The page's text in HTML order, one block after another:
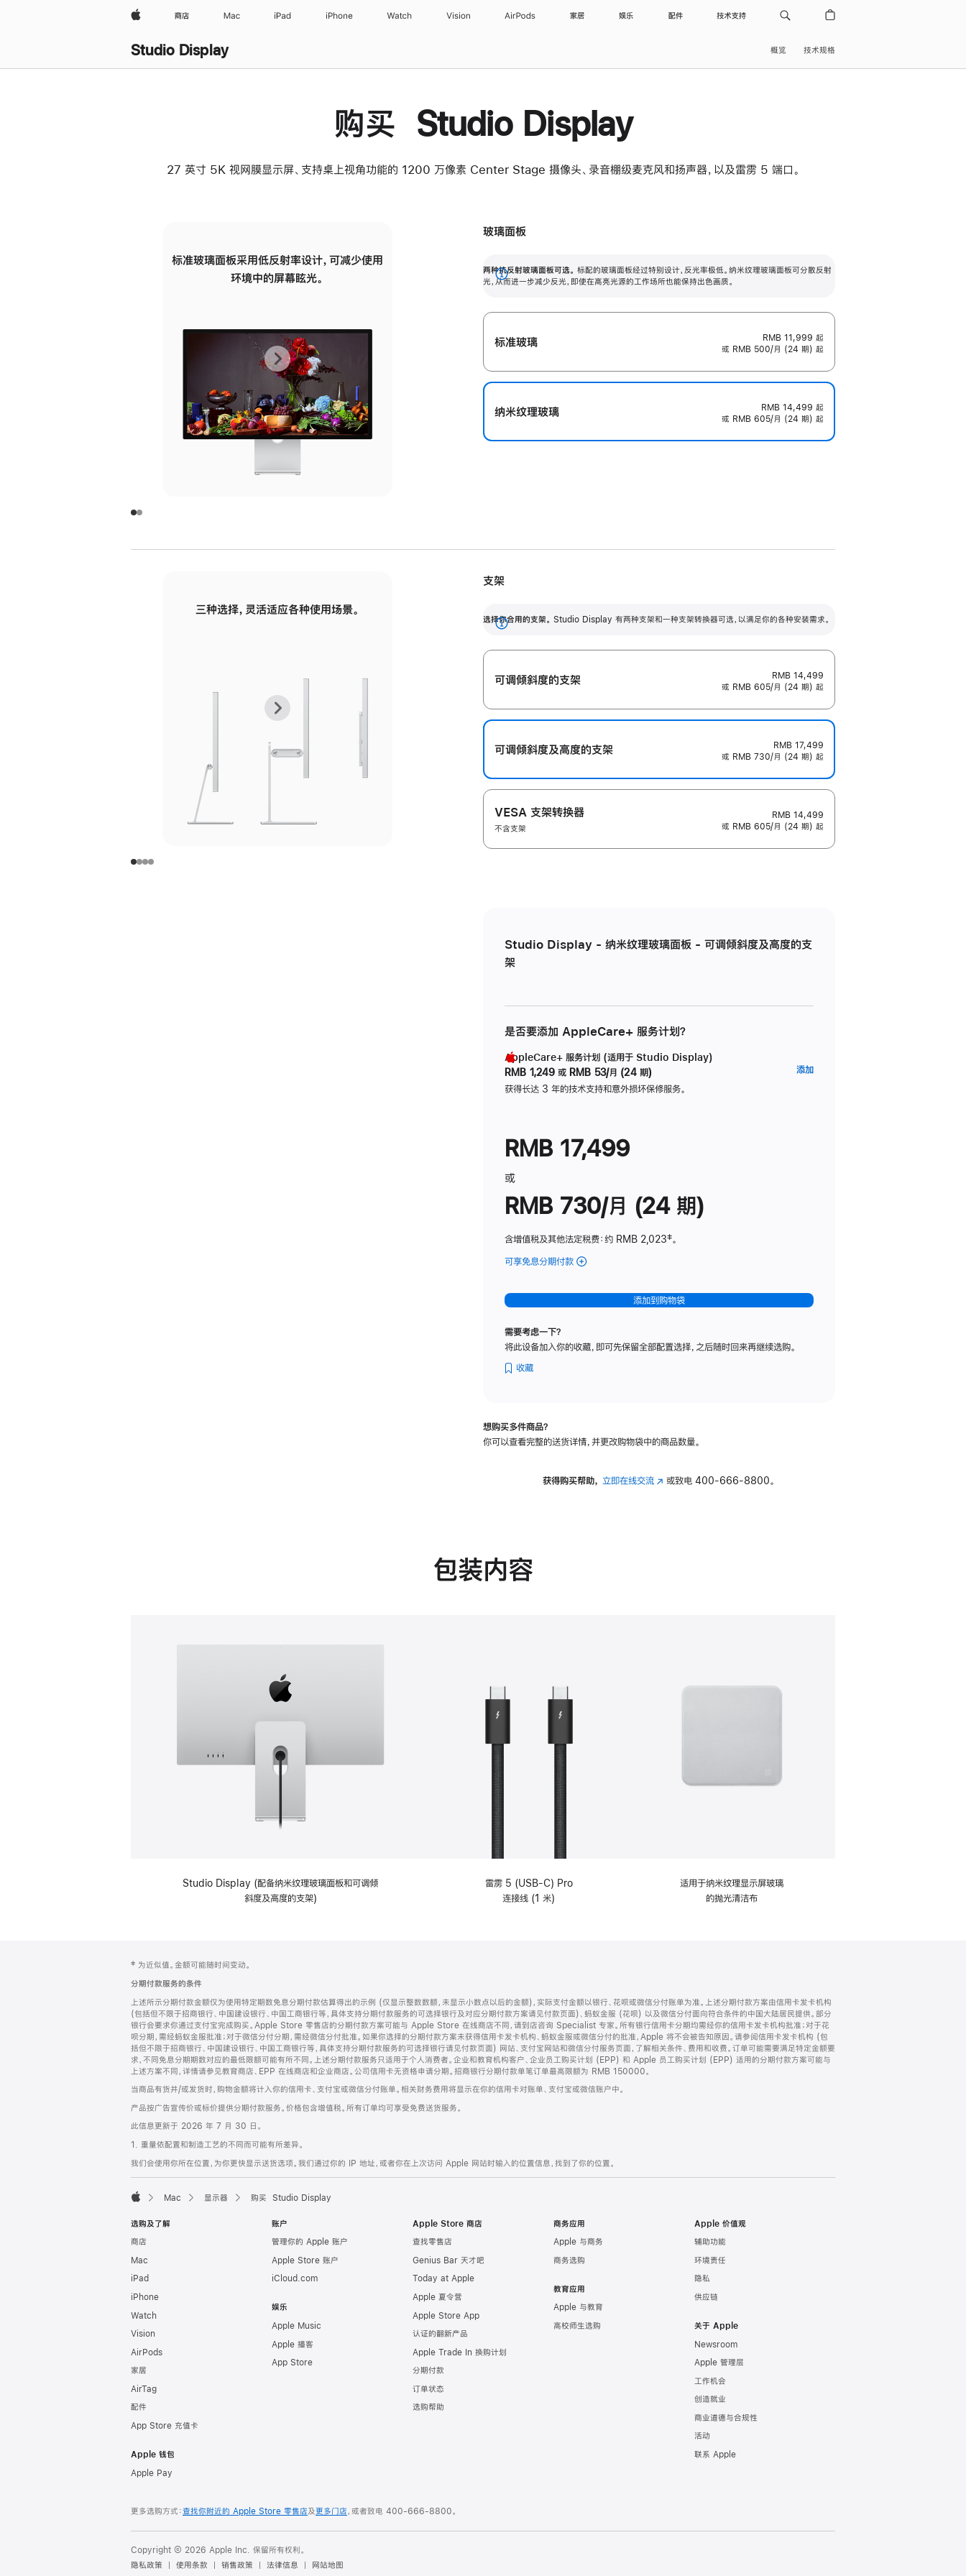
Apple 商店 Mac iPad iPhone Watch Vision AirPods 家居 娱乐 配件 技术支持
Studio Display 概览 技术规格
购买 Studio Display
27 英寸 5K 视网膜显示屏、支持桌上视角功能的 1200 万像素 Center Stage 摄像头、录音棚级麦克风和扬声器，以及雷雳 5 端口。
标准玻璃面板采用低反射率设计，可减少使用
环境中的屏幕眩光。
有高亮光源的场所使用，也能保持出色画质。
上
一
张
图
面
下
一
张
图
面
玻璃面板
两种抗反射玻璃面板可选。 标配的玻璃面板经过特别设计，反光率极低。纳米纹理玻璃面板可分散反射
光，从而进一步减少反光，即使在高亮光源的工作场所也能保持出色画质。
展
标准玻璃 RMB 11,999 起
或 RMB 500/月 (24 期) 起
纳米纹理玻璃 RMB 14,499 起
或 RMB 605/月 (24 期) 起
三种选择，灵活适应各种使用场景。
调节范围。
毫米的高度调节范围。
上
张
下
张
支架
选择你合用的支架。 Studio Display 有两种支架和一种支架转换器可选，以满足你的各种安装需求。
展
开
可调倾斜度的支架
RMB 14,499
或 RMB 605/月 (24 期) 起
可调倾斜度及高‍度的支‍架
RMB 17,499
或 RMB 730/月 (24 期) 起
VESA 支架转换器
不含支架
RMB 14,499
或 RMB 605/月 (24 期) 起
Studio Display - 纳米纹理玻璃面板 - 可调倾斜度及高度的支
架
是否要添加 AppleCare+ 服务计划？
AppleCare+ 服务计划 (适用于 Studio Display)
RMB 1,249 或 RMB 53/月 (24 期)
获得长达 3 年的技术支持和意外损坏保修服务。
添加
RMB 17,499
或
RMB 730/月 (24 期)
含增值税及其他法定税费：约 RMB 2,023脚
‡。
可享免息分期付款 (Studio
-
纳
理
可
斜
添加到购物袋
需要考虑一下？
将此设备加入你的收藏，即可先保留全部配置选择，之后随时回来再继续选购。
收藏
想购买多件商品？
你可以查看完整的送货详情，并更改购物袋中的商品数量。
获得购买帮助， 立即在线交流(在 或致电400-666-8800。
包装内容
Studio Display (配备纳米纹理玻璃面板和可调倾
斜度及高度的支架)
雷雳 5 (USB-C) Pro
连接线 (1 米)
适用于纳米纹理显示屏玻璃
的抛光清洁布
页
脚
注
‡ 为近似值。金额可能随时间变动。
分期付款服务的条件
上述所示分期付款金额仅为使用特定期数免息分期付款估算得出的示例 (仅显示整数数额，未显示小数点以后的金额)，实际支付金额以银行、花呗或微信分付账单为准。上述分期付款方案由信用卡发卡机构
(包括但不限于招商银行、中国建设银行、中国工商银行等，具体支持分期付款服务的可选择银行及对应分期付款方案请见付款页面)、蚂蚁金服 (花呗) 以及微信分付面向符合条件的中国大陆居民提供。部分
银行会要求你通过支付宝完成购买。Apple Store 零售店的分期付款方案可能与 Apple Store 在线商店不同，请到店咨询 Specialist 专家。所有银行信用卡分期均需经你的信用卡发卡机构批准；对于花
呗分期，需经蚂蚁金服批准；对于微信分付分期，需经微信分付批准。如果你选择的分期付款方案未获得信用卡发卡机构、蚂蚁金服或微信分付的批准，Apple 将不会被告知原因。请参阅信用卡发卡机构 (包
括但不限于招商银行、中国建设银行、中国工商银行等，具体支持分期付款服务的可选择银行请见付款页面) 网站、支付宝网站和微信分付服务页面，了解相关条件、费用和收费。订单可能需要满足特定金额要
求，不同免息分期期数对应的最低限额可能有所不同。上述分期付款服务只适用于个人消费者。企业和教育机构客户、企业员工购买计划 (EPP) 和 Apple 员工购买计划 (EPP) 适用的分期付款方案可能与
上述方案不同，详情请参见教育商店、EPP 在线商店和企业商店。公司信用卡无资格申请分期。招商银行分期付款单笔订单最高限额为 RMB 150000。
当商品有货并/或发货时，购物金额将计入你的信用卡、支付宝或微信分付账单。相关财务费用将显示在你的信用卡对账单、支付宝或微信账户中。
产品按广告宣传价或标价提供分期付款服务。价格包含增值税。所有订单均可享受免费送货服务。
此信息更新于 2026 年 7 月 30 日。
1. 重量依配置和制造工艺的不同而可能有所差异。
我们会使用你所在位置，为你更快显示送货选项。我们通过你的 IP 地址，或者你在上次访问 Apple 网站时输入的位置信息，找到了你的位置。
Mac 显示器 购买 Studio Display
选购及了解
商店
Mac
iPad
iPhone
Watch
Vision
AirPods
家居
AirTag
配件
App Store 充值卡
Apple 钱包
Apple Pay
账户
管理你的 Apple 账户
Apple Store 账户
iCloud.com
娱乐
Apple Music
Apple 播客
App Store
Apple Store 商店
查找零售店
Genius Bar 天才吧
Today at Apple
Apple 夏令营
Apple Store App
认证的翻新产品
Apple Trade In 换购计划
分期付款
订单状态
选购帮助
商务应用
Apple 与商务
商务选购
教育应用
Apple 与教育
高校师生选购
Apple 价值观
辅助功能
环境责任
隐私
供应链
关于 Apple
Newsroom
Apple 管理层
工作机会
创造就业
商业道德与合规性
活动
联系 Apple
更多选购方式：查找你附近的 Apple Store 零售店及更多门店，或者致电 400-666-8800。
Copyright © 2026 Apple Inc. 保留所有权利。
隐私政策
使用条款 销售政策 法律信息 网站地图